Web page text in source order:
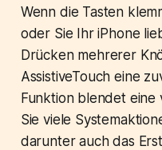
Wenn die Tasten
oder Sie Ihr iPhone
Drücken mehrerer
AssistiveTouch eine
Funktion blendet eine
Sie viele
darunter auch das